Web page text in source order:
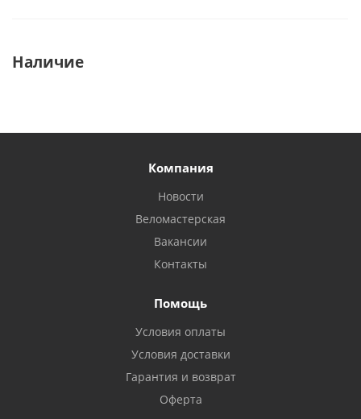
Наличие
Компания
Новости
Веломастерская
Вакансии
Контакты
Помощь
Условия оплаты
Условия доставки
Гарантия и возврат
Оферта